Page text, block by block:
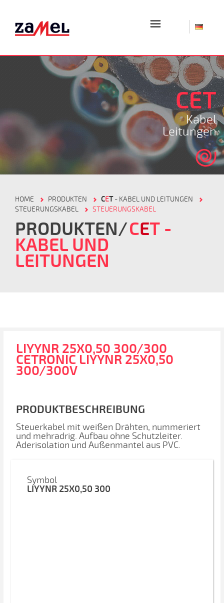
☰
CET
Kabel
Leitungen
HOME PRODUKTEN CET- KABEL UND LEITUNGEN
STEUERUNGSKABEL
STEUERUNGSKABEL
PRODUKTEN CET -
KABEL UND
LEITUNGEN
LIYYNR 25X0,50 300/300
CETRONIC LIYYNR 25X0,50
300/300V
PRODUKTBESCHREIBUNG
Steuerkabel mit weißen Drähten, nummeriert
und mehradrig. Aufbau ohne Schutzleiter.
Aderisolation und Außenmantel aus PVC.
Symbol
LIYYNR 25X0,50 300